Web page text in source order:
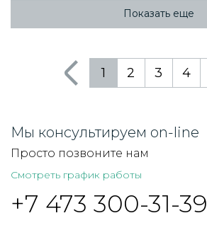
Показать еще
1 2 3 4
Мы консультируем on-line
Просто позвоните нам
Смотреть график работы
+7 473 300-31-39